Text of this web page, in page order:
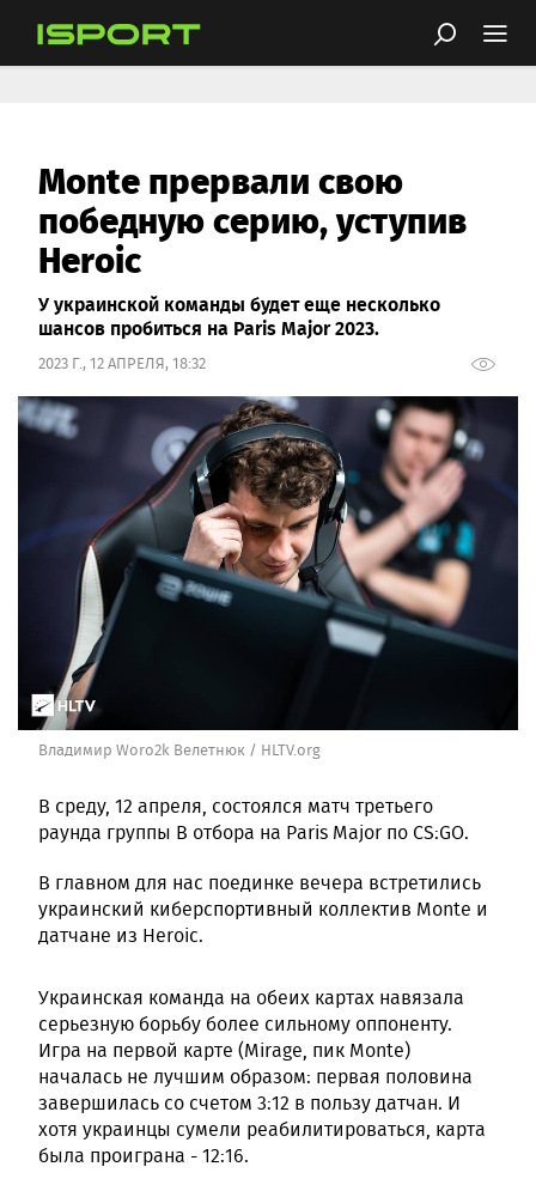
Monte прервали свою
победную серию, уступив
Heroic
У украинской команды будет еще несколько
шансов пробиться на Paris Major 2023.
2023 Г., 12 АПРЕЛЯ, 18:32
Владимир Woro2k Велетнюк / HLTV.org
В среду, 12 апреля, состоялся матч третьего
раунда группы B отбора на Paris Major по CS:GO.
В главном для нас поединке вечера встретились
украинский киберспортивный коллектив Monte и
датчане из Heroic.
Украинская команда на обеих картах навязала
серьезную борьбу более сильному оппоненту.
Игра на первой карте (Mirage, пик Monte)
началась не лучшим образом: первая половина
завершилась со счетом 3:12 в пользу датчан. И
хотя украинцы сумели реабилитироваться, карта
была проиграна - 12:16.